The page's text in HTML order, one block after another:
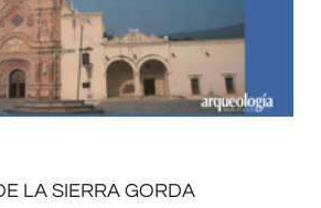
LA SIERRA GORDA